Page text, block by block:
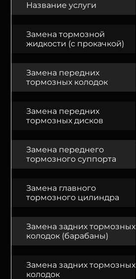
Название услуги
Замена тормозной
жидкости (с прокачкой)
Замена передних
тормозных колодок
Замена передних
тормозных дисков
Замена переднего
тормозного суппорта
Замена главного
тормозного цилиндра
Замена задних тормозных
колодок (барабаны)
Замена задних тормозных
колодок